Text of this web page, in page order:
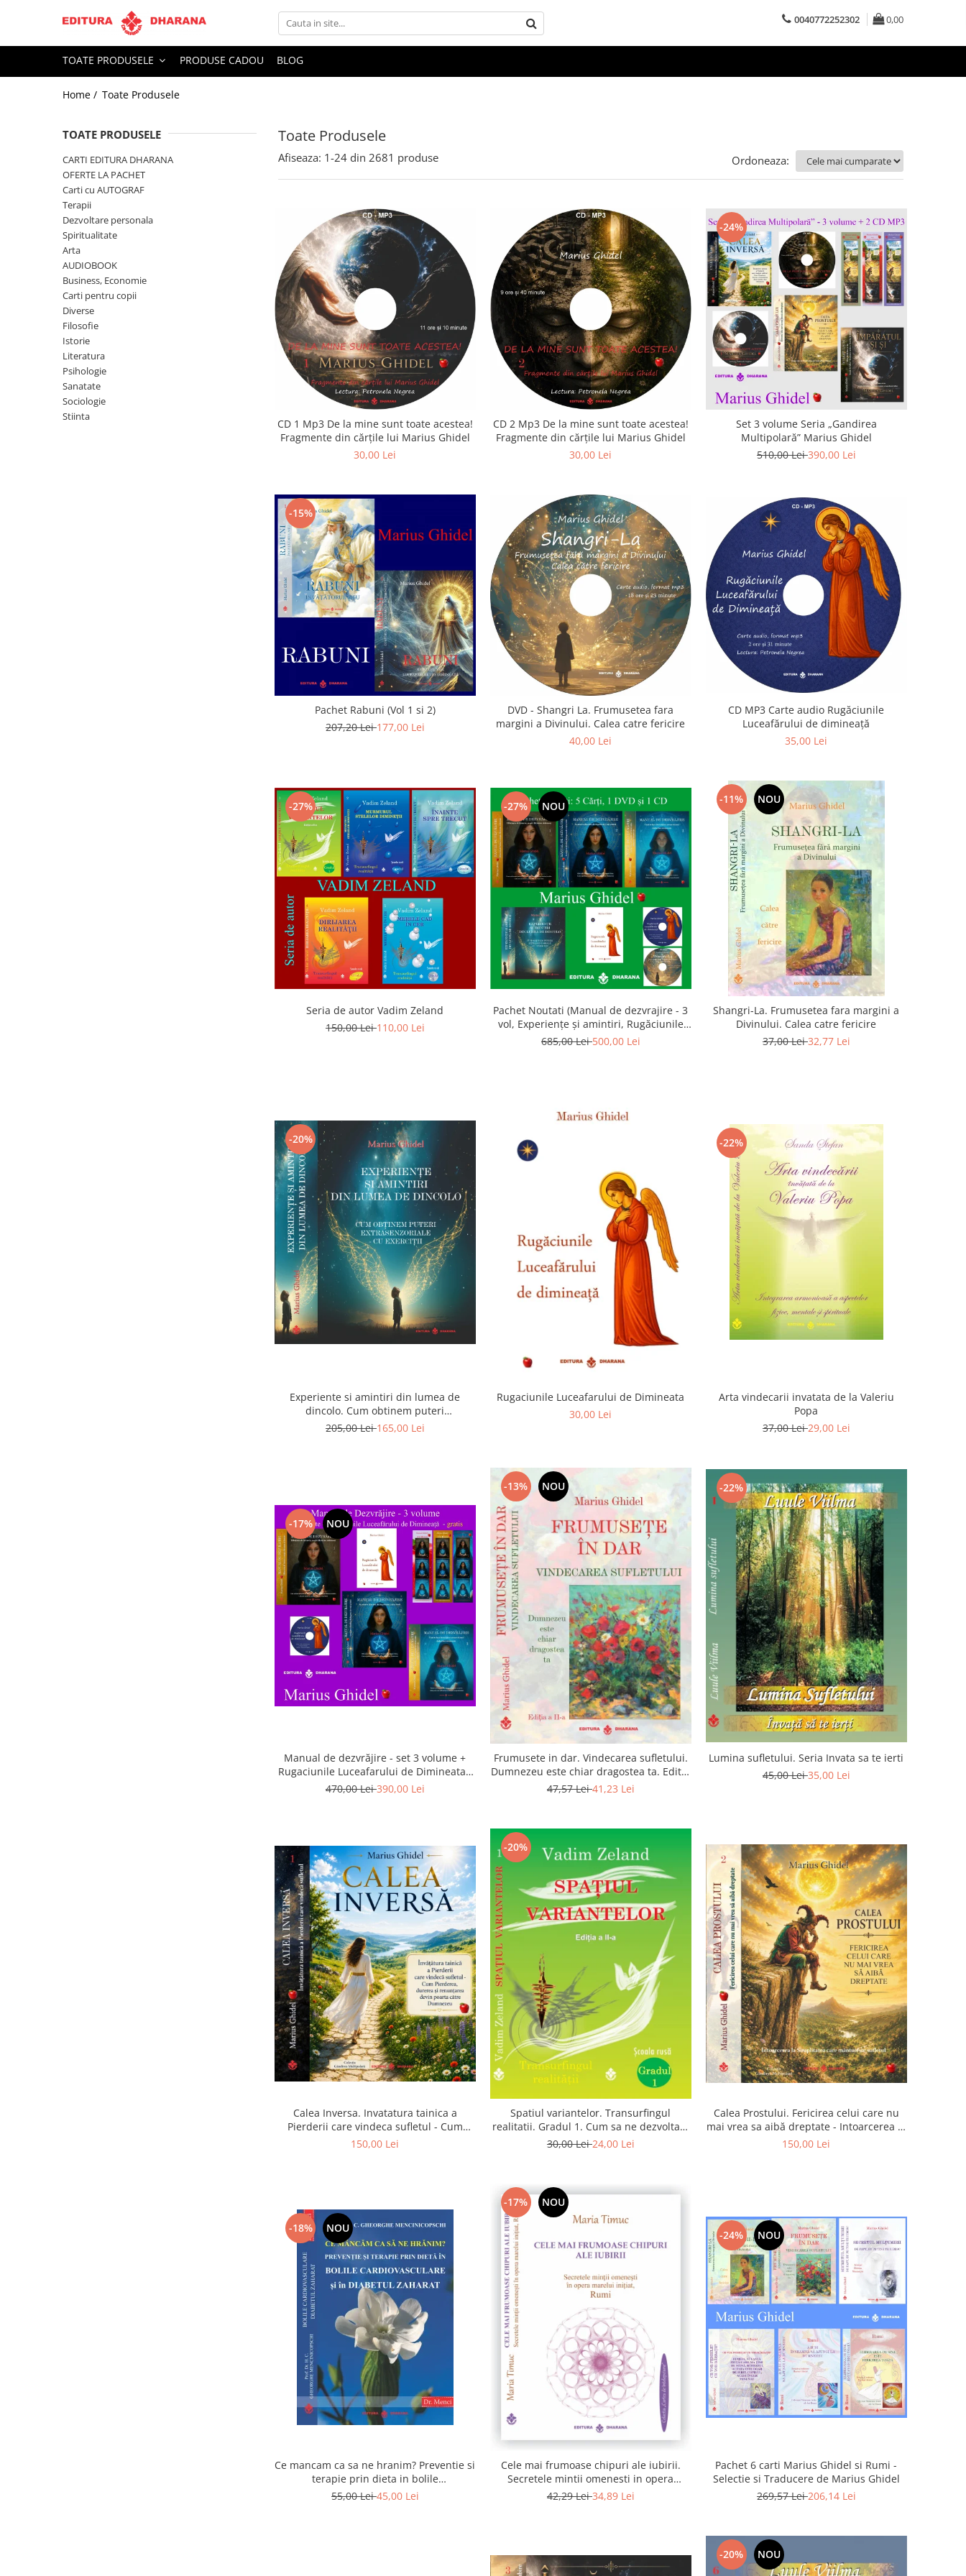
Toate Produsele
CARTI EDITURA DHARANA
OFERTE LA PACHET
Dezvoltare personala
Spiritualitate
AUDIOBOOK
Business, Economie
Carti pentru copii
0040772252302 0,00
TOATE PRODUSELE PRODUSE CADOU BLOG
Home / Toate Produsele
Toate Produsele
TOATE PRODUSELE
CARTI EDITURA DHARANA
OFERTE LA PACHET
Carti cu AUTOGRAF
Terapii
Dezvoltare personala
Spiritualitate
Arta
AUDIOBOOK
Business, Economie
Carti pentru copii
Diverse
Filosofie
Istorie
Literatura
Psihologie
Sanatate
Sociologie
Stiinta
Afiseaza: 1-24 din 2681 produse Ordoneaza:
CD 1 Mp3 De la mine sunt toate acestea!
Fragmente din cărțile lui Marius Ghidel
30,00 Lei
CD 2 Mp3 De la mine sunt toate acestea!
Fragmente din cărțile lui Marius Ghidel
30,00 Lei
-24%
Set 3 volume Seria „Gandirea
Multipolară” Marius Ghidel
510,00 Lei390,00 Lei
-15%
Pachet Rabuni (Vol 1 si 2)
207,20 Lei177,00 Lei
DVD - Shangri La. Frumusetea fara
margini a Divinului. Calea catre fericire
40,00 Lei
CD MP3 Carte audio Rugăciunile
Luceafărului de dimineață
35,00 Lei
-27%
Seria de autor Vadim Zeland
150,00 Lei110,00 Lei
-27% NOU
Pachet Noutati (Manual de dezvrajire - 3
vol, Experiențe și amintiri, Rugăciunile
Luceafarului de dimineata) - Marius
685,00 Lei500,00 Lei
-11% NOU
Shangri-La. Frumusetea fara margini a
Divinului. Calea catre fericire
37,00 Lei32,77 Lei
-20%
Experiente si amintiri din lumea de
dincolo. Cum obtinem puteri
extrasenzoriale - cu exercitii
205,00 Lei165,00 Lei
Rugaciunile Luceafarului de Dimineata
30,00 Lei
-22%
Arta vindecarii invatata de la Valeriu
Popa
37,00 Lei29,00 Lei
-17% NOU
Manual de dezvrăjire - set 3 volume +
Rugaciunile Luceafarului de Dimineata -
Gratuit)
470,00 Lei390,00 Lei
-13% NOU
Frumusete in dar. Vindecarea sufletului.
Dumnezeu este chiar dragostea ta. Editia
a 2-a
47,57 Lei41,23 Lei
-22%
Lumina sufletului. Seria Invata sa te ierti
45,00 Lei35,00 Lei
Calea Inversa. Invatatura tainica a
Pierderii care vindeca sufletul - Cum
Pierderea, durerea si renuntarea devin
150,00 Lei
-20%
Spatiul variantelor. Transurfingul
realitatii. Gradul 1. Cum sa ne dezvoltam
intuitia si sa ne alegem soarta
30,00 Lei24,00 Lei
Calea Prostului. Fericirea celui care nu
mai vrea sa aibă dreptate - Intoarcerea la
Simplitatea care mantuieste sufletul
150,00 Lei
-18% NOU
Ce mancam ca sa ne hranim? Preventie si
terapie prin dieta in bolile
cardiovasculare si in diabetul zaharat
55,00 Lei45,00 Lei
-17% NOU
Cele mai frumoase chipuri ale iubirii.
Secretele mintii omenesti in opera
marelui initiat, Rumi
42,29 Lei34,89 Lei
-24% NOU
Pachet 6 carti Marius Ghidel si Rumi -
Selectie si Traducere de Marius Ghidel
269,57 Lei206,14 Lei
-20% NOU